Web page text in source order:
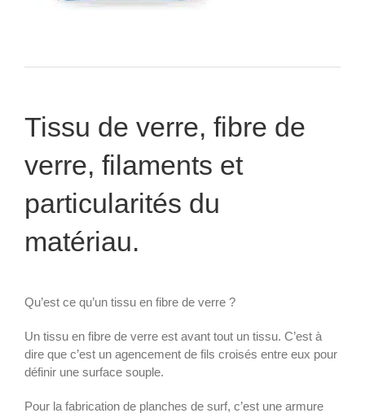
Tissu de verre, fibre de
verre, filaments et
particularités du
matériau.
Qu’est ce qu’un tissu en fibre de verre ?
Un tissu en fibre de verre est avant tout un tissu. C’est à
dire que c’est un agencement de fils croisés entre eux pour
définir une surface souple.
Pour la fabrication de planches de surf, c’est une armure